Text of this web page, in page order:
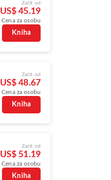
Začít od
US$ 45.19
Cena za osobu
Kniha
Začít od
US$ 48.67
Cena za osobu
Kniha
Začít od
US$ 51.19
Cena za osobu
Kniha